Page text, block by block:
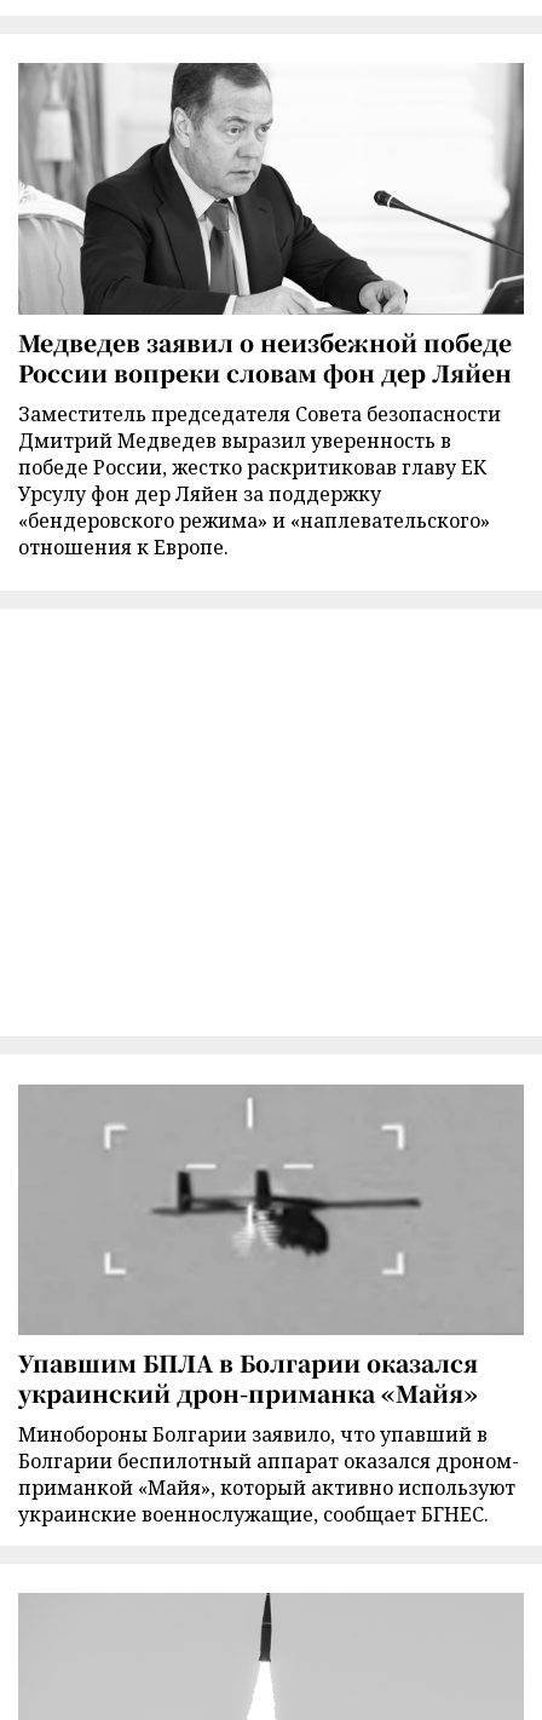
Медведев заявил о неизбежной победе
России вопреки словам фон дер Ляйен
Заместитель председателя Совета безопасности
Дмитрий Медведев выразил уверенность в
победе России, жестко раскритиковав главу ЕК
Урсулу фон дер Ляйен за поддержку
«бендеровского режима» и «наплевательского»
отношения к Европе.
Упавшим БПЛА в Болгарии оказался
украинский дрон-приманка «Майя»
Минобороны Болгарии заявило, что упавший в
Болгарии беспилотный аппарат оказался дроном-
приманкой «Майя», который активно используют
украинские военнослужащие, сообщает БГНЕС.